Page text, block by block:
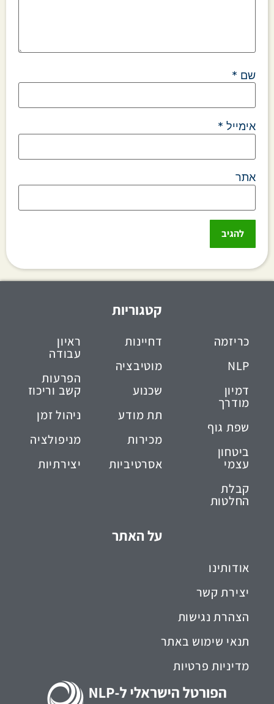
שם *
אימייל *
אתר
קטגוריות
כריזמה
NLP
דמיון
מודרך
שפת גוף
ביטחון
עצמי
קבלת
החלטות
דחיינות
מוטיבציה
שכנוע
תת מודע
מכירות
אסרטיביות
ראיון
עבודה
הפרעות
קשב וריכוז
ניהול זמן
מניפולציה
יצירתיות
על האתר
אודותינו
יצירת קשר
הצהרת נגישות
תנאי שימוש באתר
מדיניות פרטיות